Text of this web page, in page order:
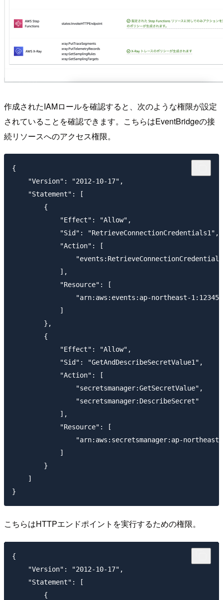
作成されたIAMロールを確認すると、次のような権限が設定
されていることを確認できます。こちらはEventBridgeの接
続リソースへのアクセス権限。
{
    "Version": "2012-10-17",
    "Statement": [
        {
            "Effect": "Allow",
            "Sid": "RetrieveConnectionCredentials1",
            "Action": [
            ],
            "Resource": [
"arn:aws:events:ap-northeast-
            ]
        },
        {
            "Effect": "Allow",
            "Sid": "GetAndDescribeSecretValue1",
            "Action": [
                "secretsmanager:GetSecretValue",
                "secretsmanager:DescribeSecret"
            ],
            "Resource": [
"arn:aws:secretsmanager:ap-
            ]
        }
    ]
こちらはHTTPエンドポイントを実行するための権限。
{
    "Version": "2012-10-17",
    "Statement": [
        {